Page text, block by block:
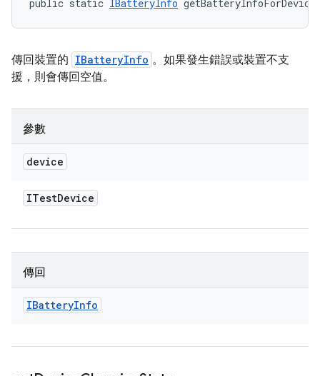
public static IBatteryInfo
傳回裝置的 IBatteryInfo 。如果發生錯誤或裝置不支
援，則會傳回空值。
參數
device
ITestDevice
傳回
IBatteryInfo